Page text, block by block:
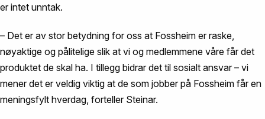
er intet unntak.
– Det er av stor betydning for oss at Fossheim er raske,
nøyaktige og pålitelige slik at vi og medlemmene våre får det
produktet de skal ha. I tillegg bidrar det til sosialt ansvar – vi
mener det er veldig viktig at de som jobber på Fossheim får en
meningsfylt hverdag, forteller Steinar.